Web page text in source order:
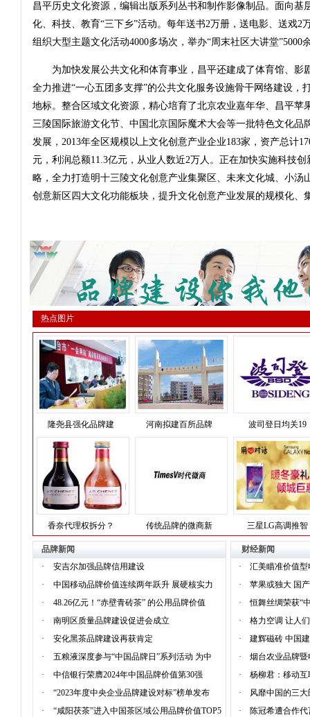
昌平历史文化资源，编辑出版系列丛书和制作影像制品。面向基
化、科技、教育“三下乡”活动。每年送书2万册，送电影、送戏2
组织大型主题文化活动4000多场次，举办“周末社区大讲堂”5000
为加快发展公共文化和体育事业，昌平还建成了体育馆、影
全力推进“一心五团多支撑”的公共文化服务设施骨干网络建设，
地标。整合区域文化资源，精心培育了北京农业嘉年华、昌平苹
三陵国际旅游文化节、中国北京国际魔术大会等一批特色文化品
发展，2013年全区规模以上文化创意产业企业183家，资产总计
元，利润总额11.3亿元，从业人数近2万人。正在加快实施科技创
略，全力打造明十三陵文化创意产业集聚区、未来文化城、小汤
创意新区四大文化功能板块，提升文化创意产业发展的规模化、
热点图片
隆尧县强化品牌建 河南拟建百所品牌 波司登日均关19
香奈代理权拆分？ 传统品牌的微商新 三星LG高调推智
品牌新闻
·
安吉尔加强品牌信用建设
·
中国移动品牌价值连续两年跃升 展硬核实力
·
48.26亿元！“赤壁青砖茶” 的公用品牌价值
·
南明区质量品牌建设促进会成立
·
安化黑茶品牌建设再获肯定
·
五粮液深度参与“中国品牌日”系列活动 为中
·
中信银行荣膺2024年中国品牌价值第30强
·
“2023年度中央企业品牌建设对标”榜单发布
·
“咸阳茯茶”进入中国茶区域公用品牌价值TOP5
财经新闻
·
汇美瞄准价值
·
苹果或独大 国
·
恒舞丝绸荣获“
·
格力空调 让人
·
建辉磁砖 中国
·
烟台农业品牌
·
杨柳君：移动
·
风靡中国的三
·
陈冠希遭合作